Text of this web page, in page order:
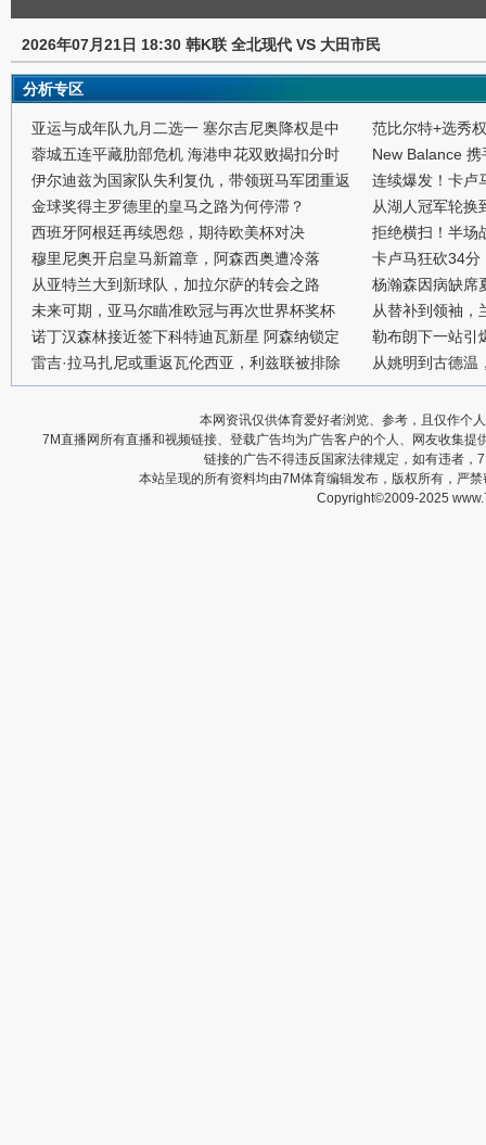
2026年07月21日 18:30 韩K联 全北现代 VS 大田市民
分析专区
亚运与成年队九月二选一 塞尔吉尼奥降权是中
蓉城五连平藏肋部危机 海港申花双败揭扣分时
伊尔迪兹为国家队失利复仇，带领斑马军团重返
金球奖得主罗德里的皇马之路为何停滞？
西班牙阿根廷再续恩怨，期待欧美杯对决
穆里尼奥开启皇马新篇章，阿森西奥遭冷落
从亚特兰大到新球队，加拉尔萨的转会之路
未来可期，亚马尔瞄准欧冠与再次世界杯奖杯
诺丁汉森林接近签下科特迪瓦新星 阿森纳锁定
雷吉·拉马扎尼或重返瓦伦西亚，利兹联被排除
范比尔特+选秀
New Balance
连续爆发！卡卢
从湖人冠军轮换
拒绝横扫！半场
卡卢马狂砍34分
杨瀚森因病缺席
从替补到领袖，
勒布朗下一站引
从姚明到古德温
本网资讯仅供体育爱好者浏览、参考，且仅作个
7M直播网所有直播和视频链接、登载广告均为广告客户的个人、网友收集
链接的广告不得违反国家法律规定，如有违者
本站呈现的所有资料均由7M体育编辑发布，版权所有，严
Copyright©2009-2025